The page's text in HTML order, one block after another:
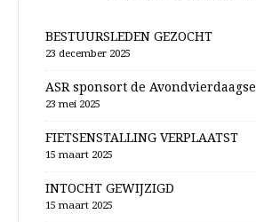
BESTUURSLEDEN GEZOCHT
23 december 2025
ASR sponsort de Avondvierdaagse
23 mei 2025
FIETSENSTALLING VERPLAATST
15 maart 2025
INTOCHT GEWIJZIGD
15 maart 2025